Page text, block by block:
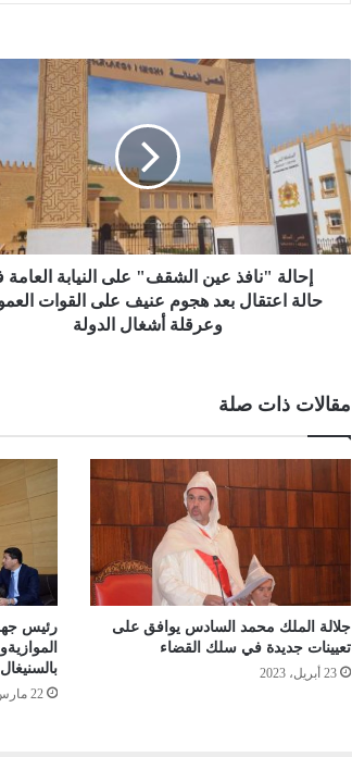
إحالة "نافذ عين الشقف" على النيابة
حالة اعتقال بعد هجوم عنيف على القوات
وعرقلة أشغال الدولة
مقالات ذات صلة
جلالة الملك محمد السادس يوافق على
تعيينات جديدة في سلك القضاء
23 أبريل، 2023
رئيس
بالسنيغال
22 مارس، 2022